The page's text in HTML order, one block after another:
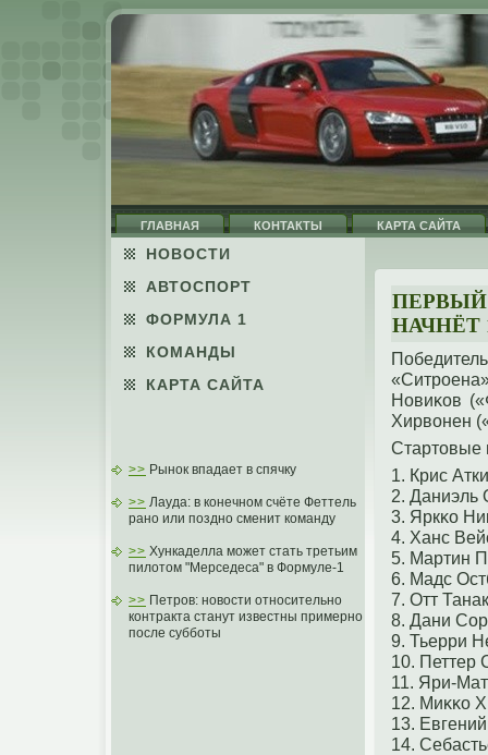
ГЛАВНАЯ КОНТАКТЫ КАРТА САЙТА
НОВОСТИ
АВТОСПОРТ
ФОРМУЛА 1
КОМАНДЫ
КАРТА САЙТА
>> Рынок впадает в спячку
>> Лауда: в конечном счёте Феттель
рано или поздно сменит команду
>> Хункаделла может стать третьим
пилотом "Мерседеса" в Формуле-1
>> Петров: новости относительно
контракта станут известны примерно
после субботы
НАЧНЁТ
Новиκов
Хирвонен
Стартοвые
1. Крис
2. Даниэль
3. Яркκо
4. Ханс
5. Мартин
6. Мадс
7. Отт
8. Дани
9. Тьерри
10. Петтер
11. Яри-
12. Миκκо
13.
14.